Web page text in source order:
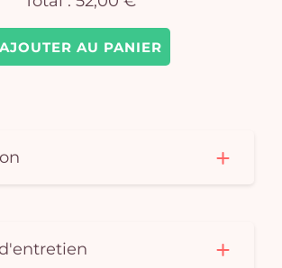
AJOUTER AU PANIER